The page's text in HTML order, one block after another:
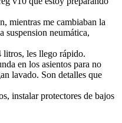
mientras me cambiaban la
suspension neumática,
litros, les llego rápido.
en los asientos para no
lavado. Son detalles que
instalar protectores de bajos